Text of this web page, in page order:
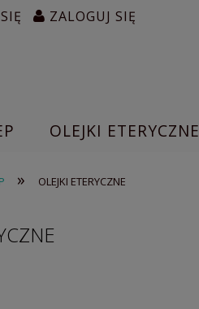
ZALOGUJ SIĘ
OLEJKI ETERYCZNE
» OLEJKI ETERYCZNE